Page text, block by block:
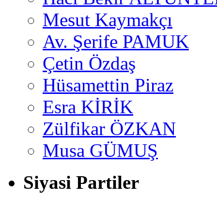
Mesut Kaymakçı
Av. Şerife PAMUK
Çetin Özdaş
Hüsamettin Piraz
Esra KİRİK
Zülfikar ÖZKAN
Musa GÜMUŞ
Siyasi Partiler